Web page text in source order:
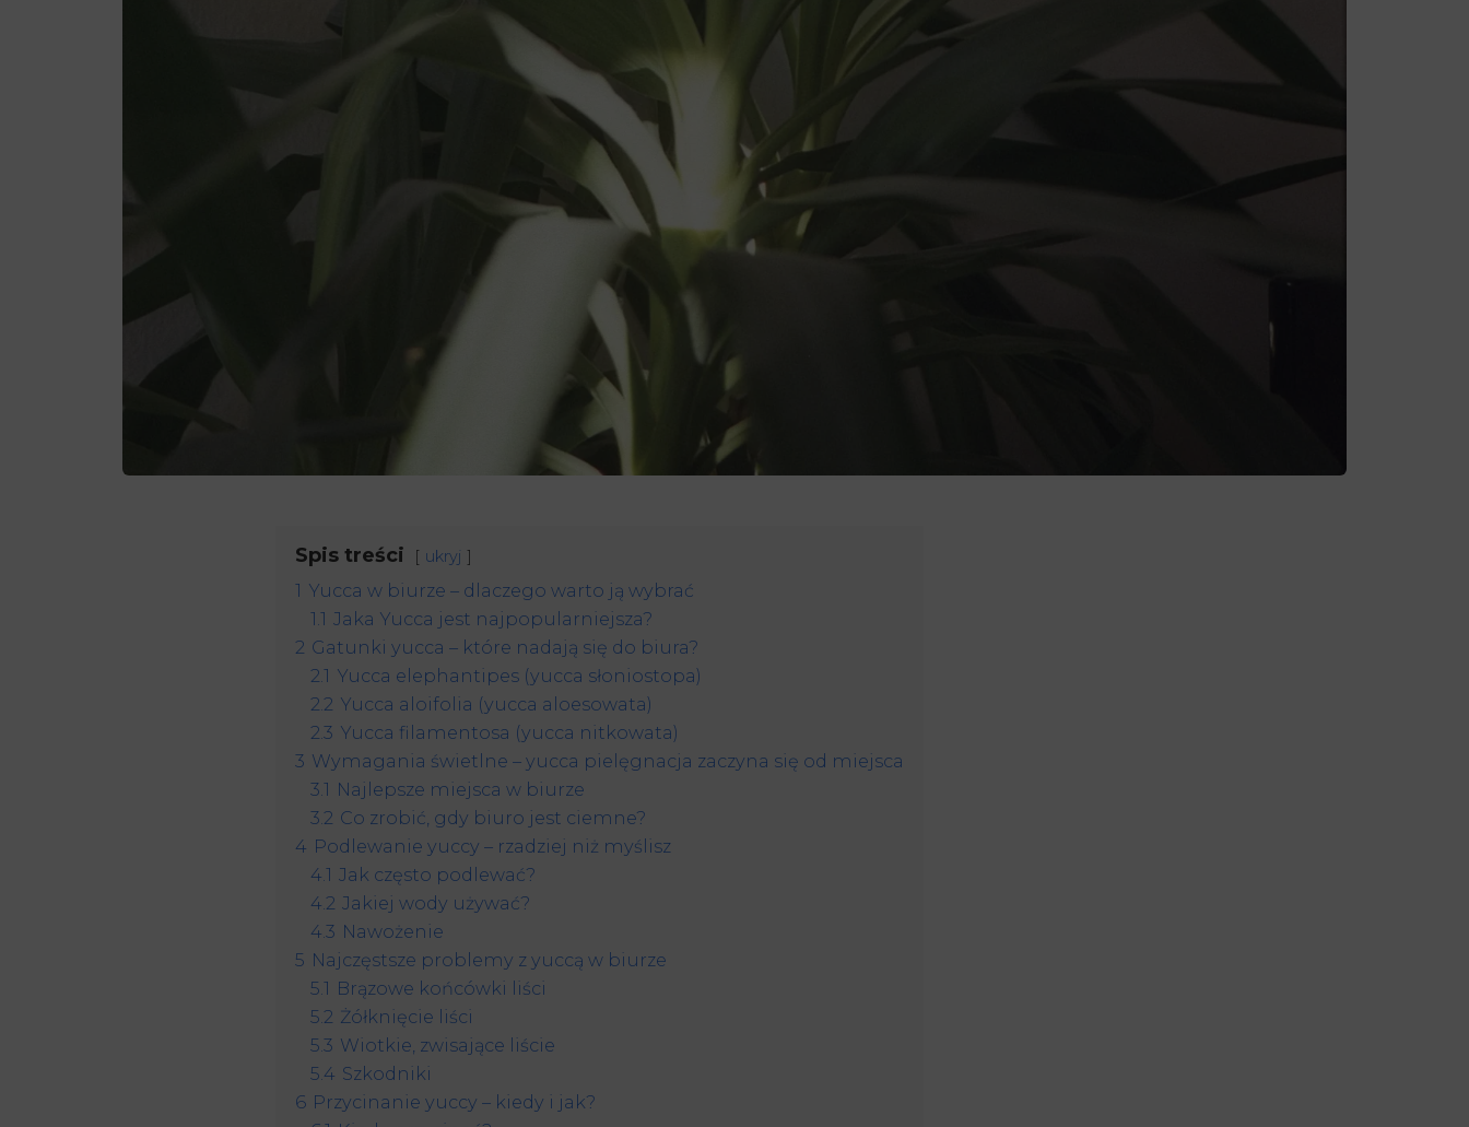
Spis treści ukryj
1 Yucca w biurze – dlaczego warto ją wybrać
1.1 Jaka Yucca jest najpopularniejsza?
2 Gatunki yucca – które nadają się do biura?
2.1 Yucca elephantipes (yucca słoniostopa)
2.2 Yucca aloifolia (yucca aloesowata)
2.3 Yucca filamentosa (yucca nitkowata)
3 Wymagania świetlne – yucca pielęgnacja zaczyna się od miejsca
3.1 Najlepsze miejsca w biurze
3.2 Co zrobić, gdy biuro jest ciemne?
4 Podlewanie yuccy – rzadziej niż myślisz
4.1 Jak często podlewać?
4.2 Jakiej wody używać?
4.3 Nawożenie
5 Najczęstsze problemy z yuccą w biurze
5.1 Brązowe końcówki liści
5.2 Żółknięcie liści
5.3 Wiotkie, zwisające liście
5.4 Szkodniki
6 Przycinanie yuccy – kiedy i jak?